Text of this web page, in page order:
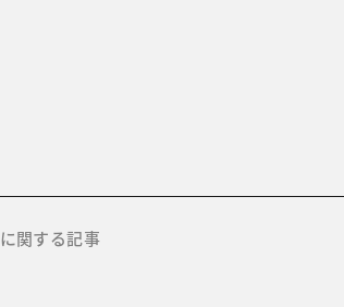
に関する記事